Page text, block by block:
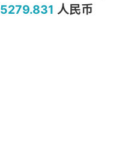
5279.831 人民币